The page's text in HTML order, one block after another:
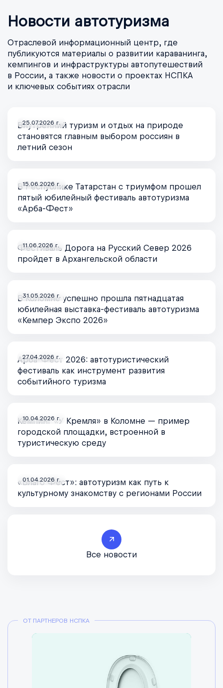
Новости автотуризма
Отраслевой информационный центр, где
публикуются материалы о развитии караванинга,
кемпингов и инфраструктуры автопутешествий
в России, а также новости о проектах НСПКА
и ключевых событиях отрасли
25.07.2026 г.
Внутренний туризм и отдых на природе
становятся главным выбором россиян в
летний сезон
15.06.2026 г.
В Республике Татарстан с триумфом прошел
пятый юбилейный фестиваль автотуризма
«Арба-Фест»
11.06.2026 г.
Фестиваль Дорога на Русский Север 2026
пройдет в Архангельской области
31.05.2026 г.
В Коломне успешно прошла пятнадцатая
юбилейная выставка-фестиваль автотуризма
«Кемпер Экспо 2026»
27.04.2026 г.
Арба-Фест 2026: автотуристический
фестиваль как инструмент развития
событийного туризма
10.04.2026 г.
Кемпинг «У Кремля» в Коломне — пример
городской площадки, встроенной в
туристическую среду
01.04.2026 г.
«Благо Фест»: автотуризм как путь к
культурному знакомству с регионами России
Все новости
ОТ ПАРТНЕРОВ НСПКА